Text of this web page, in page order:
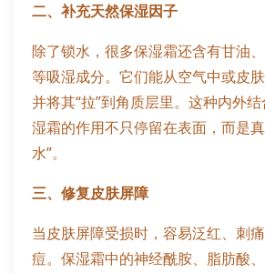
二、补充天然保湿因子
除了锁水，很多保湿霜还含有甘油
等吸湿成分。它们能从空气中或皮
并将其“拉”到角质层里。这种内外
湿霜的作用不只停留在表面，而是
水”。
三、修复皮肤屏障
当皮肤屏障受损时，容易泛红、刺
痘。保湿霜中的神经酰胺、脂肪酸